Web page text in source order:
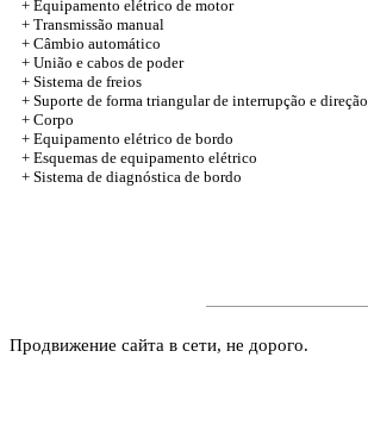
+ Equipamento elétrico de motor
+ Transmissão manual
+ Câmbio automático
+ União e cabos de poder
+ Sistema de freios
+ Suporte de forma triangular de interrupção e direção
+ Corpo
+ Equipamento elétrico de bordo
+ Esquemas de equipamento elétrico
+ Sistema de diagnóstica de bordo
Продвижение сайта в сети, не дорого.